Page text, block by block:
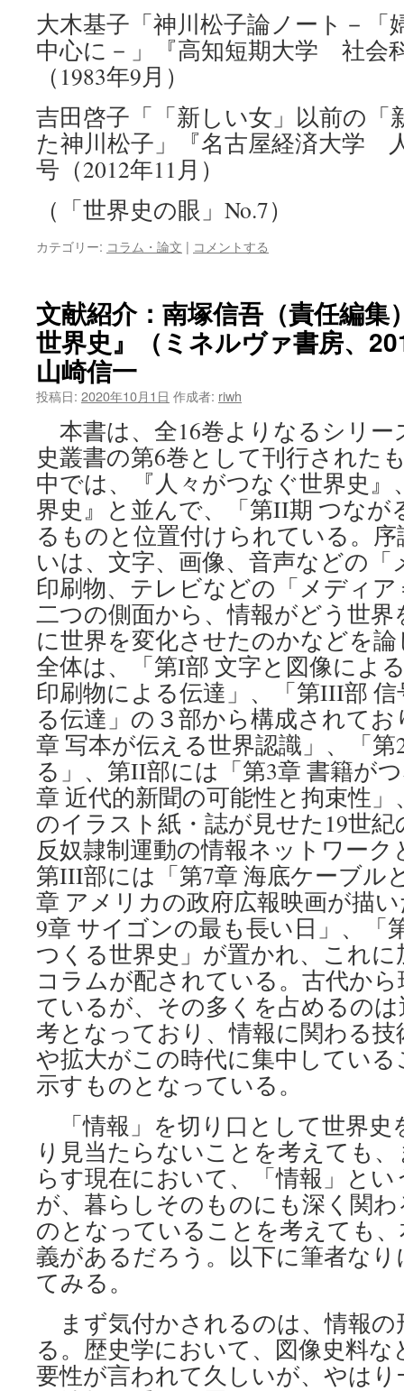
大木基子「神川松子論ノート－「
中心に－」『高知短期大学 社会
（1983年9月）
吉田啓子「「新しい女」以前の「
た神川松子」『名古屋経済大学
号（2012年11月）
（「世界史の眼」No.7）
カテゴリー: コラム・論文 | コメントする
文献紹介：南塚信吾（責任編集
世界史』（ミネルヴァ書房、
山崎信一
投稿日: 2020年10月1日 作成者: riwh
本書は、全16巻よりなるシリー
史叢書の第6巻として刊行された
中では、『人々がつなぐ世界史
界史』と並んで、「第II期 つなが
るものと位置付けられている。
いは、文字、画像、音声などの
印刷物、テレビなどの「メディ
二つの側面から、情報がどう世
に世界を変化させたのかなどを
全体は、「第I部 文字と図像によ
印刷物による伝達」、「第III部
る伝達」の３部から構成されて
章 写本が伝える世界認識」、「
る」、第II部には「第3章 書籍が
章 近代的新聞の可能性と拘束性
のイラスト紙・誌が見せた19世紀
反奴隷制運動の情報ネットワー
第III部には「第7章 海底ケーブル
章 アメリカの政府広報映画が描
9章 サイゴンの最も長い日」、「
つくる世界史」が置かれ、これ
コラムが配されている。古代か
ているが、その多くを占めるの
考となっており、情報に関わる
や拡大がこの時代に集中してい
示すものとなっている。
「情報」を切り口として世界史
り見当たらないことを考えても
らす現在において、「情報」と
が、暮らしそのものにも深く関
のとなっていることを考えても
義があるだろう。以下に筆者な
てみる。
まず気付かされるのは、情報の
る。歴史学において、図像史料な
要性が言われて久しいが、やは